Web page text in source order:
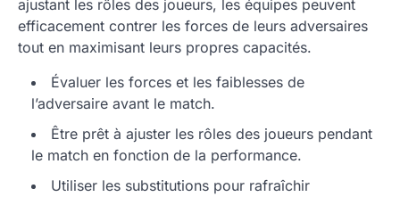
ajustant les rôles des joueurs, les équipes peuvent
efficacement contrer les forces de leurs adversaires
tout en maximisant leurs propres capacités.
Évaluer les forces et les faiblesses de
l’adversaire avant le match.
Être prêt à ajuster les rôles des joueurs pendant
le match en fonction de la performance.
Utiliser les substitutions pour rafraîchir